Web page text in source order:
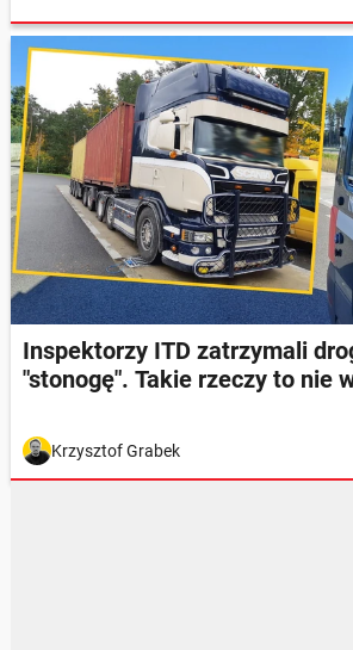
Inspektorzy ITD zatrzymali
"stonogę". Takie rzeczy to nie
Krzysztof Grabek